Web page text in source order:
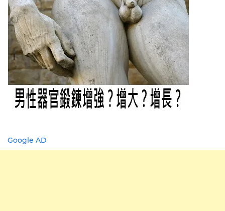
Google AD